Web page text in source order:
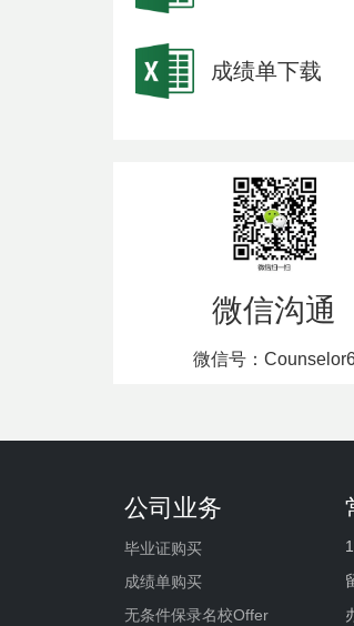
成绩单下载
微信沟通
微信号：
公司业务
毕业证购买
成绩单购买
无条件保录名校Offer